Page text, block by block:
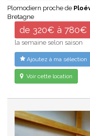
Plomodiern proche de
Bretagne
de 320€ à 780€
la semaine selon saison
Ajoutez à ma sélection
Voir cette location